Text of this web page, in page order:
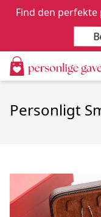
Personligt
Find den